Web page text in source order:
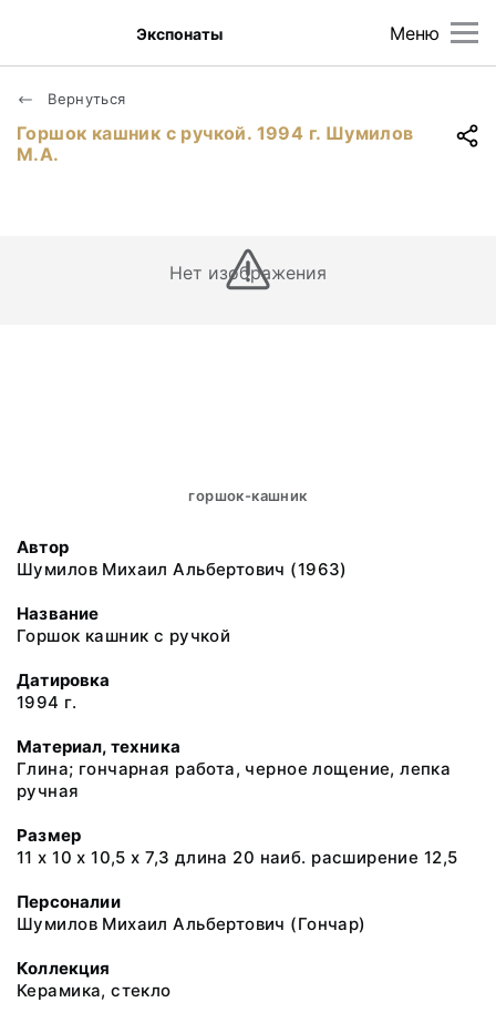
Меню
Экспонаты
Вернуться
Горшок кашник с ручкой. 1994 г. Шумилов
М.А.
Нет изображения
горшок-кашник
Автор
Шумилов Михаил Альбертович (1963)
Название
Горшок кашник с ручкой
Датировка
1994 г.
Материал, техника
Глина; гончарная работа, черное лощение, лепка
ручная
Размер
11 х 10 х 10,5 х 7,3 длина 20 наиб. расширение 12,5
Персоналии
Шумилов Михаил Альбертович (Гончар)
Коллекция
Керамика, стекло